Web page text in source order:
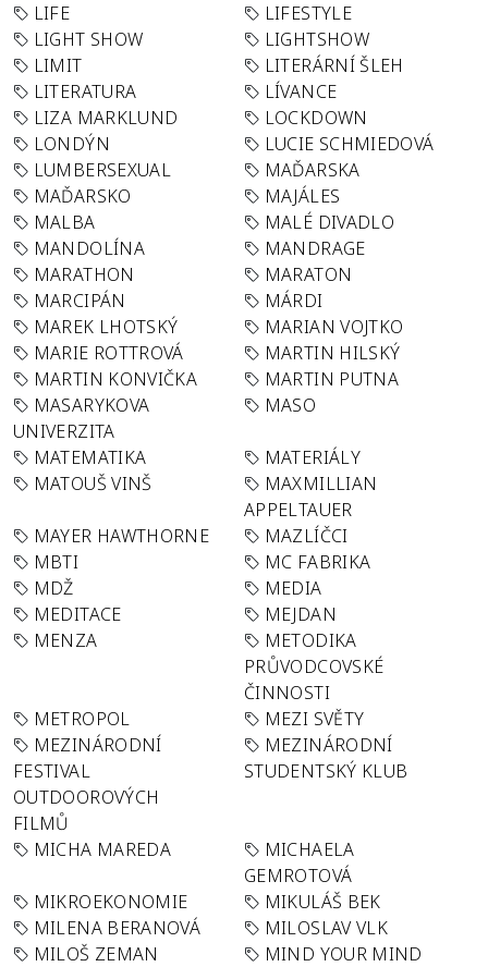
LIFE
LIFESTYLE
LIGHT SHOW
LIGHTSHOW
LIMIT
LITERÁRNÍ ŠLEH
LITERATURA
LÍVANCE
LIZA MARKLUND
LOCKDOWN
LONDÝN
LUCIE SCHMIEDOVÁ
LUMBERSEXUAL
MAĎARSKA
MAĎARSKO
MAJÁLES
MALBA
MALÉ DIVADLO
MANDOLÍNA
MANDRAGE
MARATHON
MARATON
MARCIPÁN
MÁRDI
MAREK LHOTSKÝ
MARIAN VOJTKO
MARIE ROTTROVÁ
MARTIN HILSKÝ
MARTIN KONVIČKA
MARTIN PUTNA
MASARYKOVA
UNIVERZITA
MASO
MATEMATIKA
MATERIÁLY
MATOUŠ VINŠ
MAXMILLIAN
APPELTAUER
MAYER HAWTHORNE
MAZLÍČCI
MBTI
MC FABRIKA
MDŽ
MEDIA
MEDITACE
MEJDAN
MENZA
METODIKA
PRŮVODCOVSKÉ
ČINNOSTI
METROPOL
MEZI SVĚTY
MEZINÁRODNÍ
FESTIVAL
OUTDOOROVÝCH
FILMŮ
MEZINÁRODNÍ
STUDENTSKÝ KLUB
MICHA MAREDA
MICHAELA
GEMROTOVÁ
MIKROEKONOMIE
MIKULÁŠ BEK
MILENA BERANOVÁ
MILOSLAV VLK
MILOŠ ZEMAN
MIND YOUR MIND